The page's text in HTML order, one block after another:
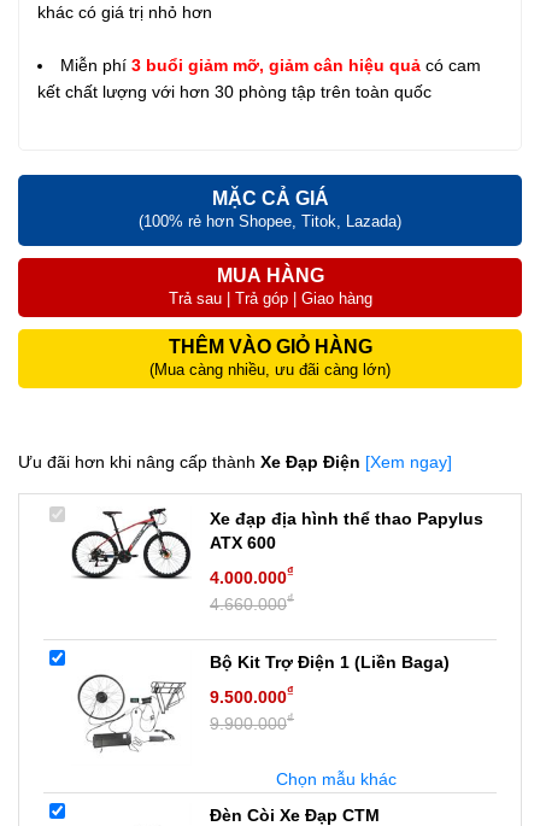
khác có giá trị nhỏ hơn
Miễn phí 3 buổi giảm mỡ, giảm cân hiệu quả có cam
kết chất lượng với hơn 30 phòng tập trên toàn quốc
MẶC CẢ GIÁ
(100% rẻ hơn Shopee, Titok, Lazada)
MUA HÀNG
Trả sau | Trả góp | Giao hàng
THÊM VÀO GIỎ HÀNG
(Mua càng nhiều, ưu đãi càng lớn)
Ưu đãi hơn khi nâng cấp thành Xe Đạp Điện [Xem ngay]
Xe đạp địa hình thể thao Papylus
ATX 600
4.000.000₫
4.660.000₫
Bộ Kit Trợ Điện 1 (Liền Baga)
9.500.000₫
9.900.000₫
Chọn mẫu khác
Đèn Còi Xe Đạp CTM